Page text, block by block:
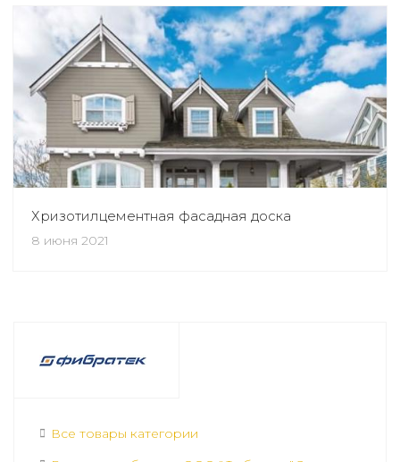
Хризотилцементная фасадная доска
8 июня 2021
Все товары категории